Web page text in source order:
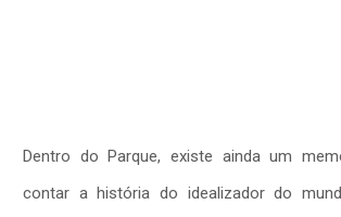
Dentro do Parque, existe ainda um
contar a história do idealizador do